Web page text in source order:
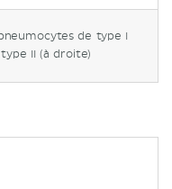
de type I
II (à droite)